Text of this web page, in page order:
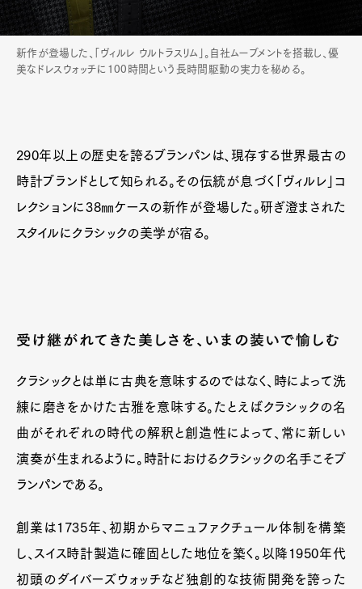
新作が登場した、「ヴィルレ ウルトラスリム」。自社ムーブメントを搭載し、優
美なドレスウォッチに100時間という長時間駆動の実力を秘める。
290年以上の歴史を誇るブランパンは、現存する世界最古の
時計ブランドとして知られる。その伝統が息づく「ヴィルレ」コ
レクションに38㎜ケースの新作が登場した。研ぎ澄まされた
スタイルにクラシックの美学が宿る。
受け継がれてきた美しさを、いまの装いで愉しむ
クラシックとは単に古典を意味するのではなく、時によって洗
練に磨きをかけた古雅を意味する。たとえばクラシックの名
曲がそれぞれの時代の解釈と創造性によって、常に新しい
演奏が生まれるように。時計におけるクラシックの名手こそブ
ランパンである。
創業は1735年、初期からマニュファクチュール体制を構築
し、スイス時計製造に確固とした地位を築く。以降1950年代
初頭のダイバーズウォッチなど独創的な技術開発を誇った